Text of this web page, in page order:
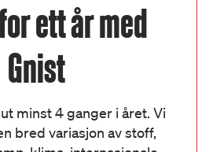
ett år med
Gnist
minst 4 ganger i året. Vi
bred variasjon av stoff,